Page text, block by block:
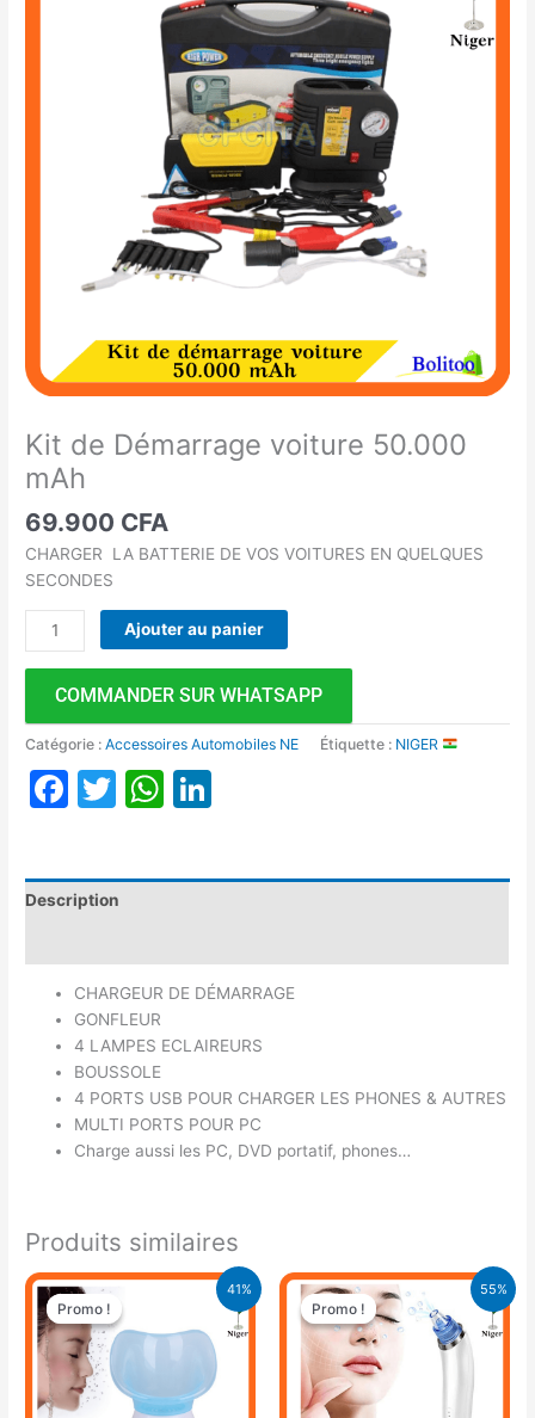
Kit de Démarrage voiture 50.000
mAh
69.900 CFA
CHARGER LA BATTERIE DE VOS VOITURES EN QUELQUES
SECONDES
Ajouter au panier
COMMANDER SUR WHATSAPP
Catégorie :Accessoires Automobiles NE Étiquette : NIGER
Facebook
TwitterWhatsApp
Description
CHARGEUR DE DÉMARRAGE
GONFLEUR
4 LAMPES ECLAIREURS
BOUSSOLE
4 PORTS USB POUR CHARGER LES PHONES & AUTRES
MULTI PORTS POUR PC
Charge aussi les PC, DVD portatif, phones…
Produits similaires
41%
Promo !
Promo !
Le
prix
initial
était :
16.900 CFA.
Le
est :
9.900 CFA.
55%
Promo !
Promo !
Le
prix
initial
était :
19.900 CFA.
Le
actuel
est :
8.900 CFA.